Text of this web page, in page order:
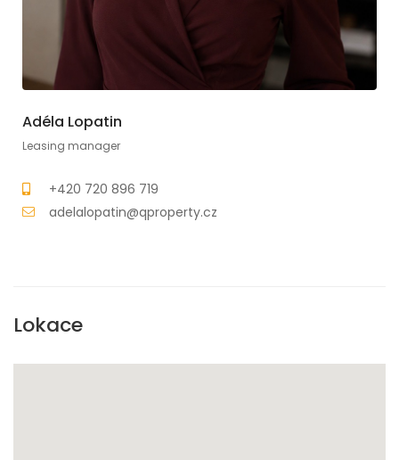
Adéla Lopatin
Leasing manager
+420 720 896 719
adelalopatin@qproperty.cz
Lokace